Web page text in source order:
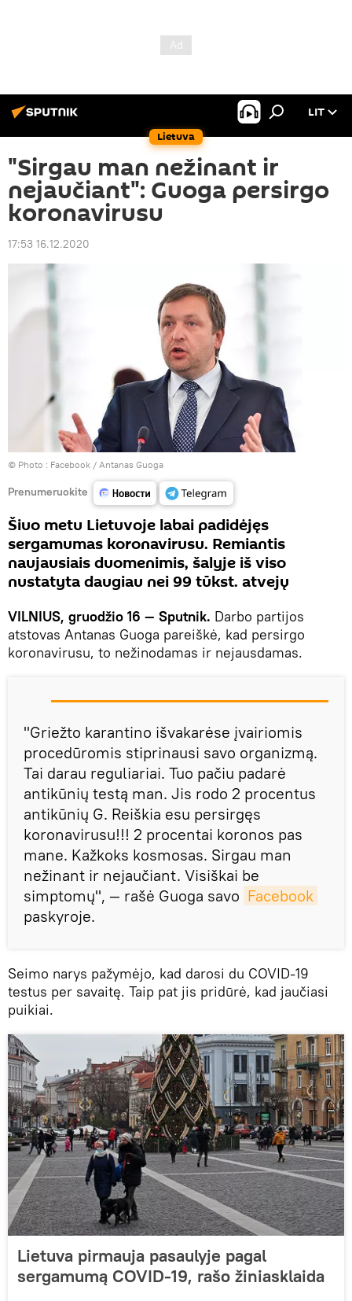
Lietuva
LIT
"Sirgau man nežinant ir
nejaučiant": Guoga persirgo
koronavirusu
17:53 16.12.2020
© Photo : Facebook / Antanas Guoga
Prenumeruokite
Šiuo metu Lietuvoje labai padidėjęs
sergamumas koronavirusu. Remiantis
naujausiais duomenimis, šalyje iš viso
nustatyta daugiau nei 99 tūkst. atvejų
VILNIUS, gruodžio 16 — Sputnik. Darbo partijos
atstovas Antanas Guoga pareiškė, kad persirgo
koronavirusu, to nežinodamas ir nejausdamas.
"Griežto karantino išvakarėse įvairiomis
procedūromis stiprinausi savo organizmą.
Tai darau reguliariai. Tuo pačiu padarė
antikūnių testą man. Jis rodo 2 procentus
antikūnių G. Reiškia esu persirgęs
koronavirusu!!! 2 procentai koronos pas
mane. Kažkoks kosmosas. Sirgau man
nežinant ir nejaučiant. Visiškai be
simptomų", — rašė Guoga savo Facebook
paskyroje.
Seimo narys pažymėjo, kad darosi du COVID-19
testus per savaitę. Taip pat jis pridūrė, kad jaučiasi
puikiai.
Lietuva pirmauja pasaulyje pagal
sergamumą COVID-19, rašo žiniasklaida